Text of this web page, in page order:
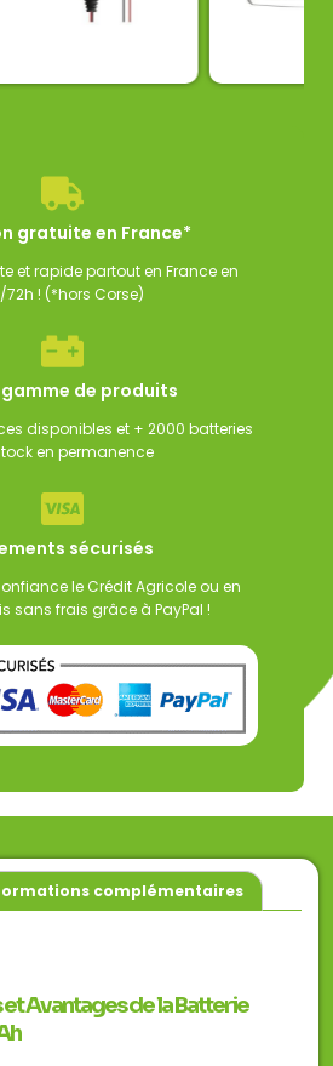
gratuite en France*
et rapide partout en France en
72h ! (*hors Corse)
de produits
disponibles et + 2000 batteries
en permanence
sécurisés
le Crédit Agricole ou en
sans frais grâce à PayPal !
complémentaires
Avantages de la Batterie